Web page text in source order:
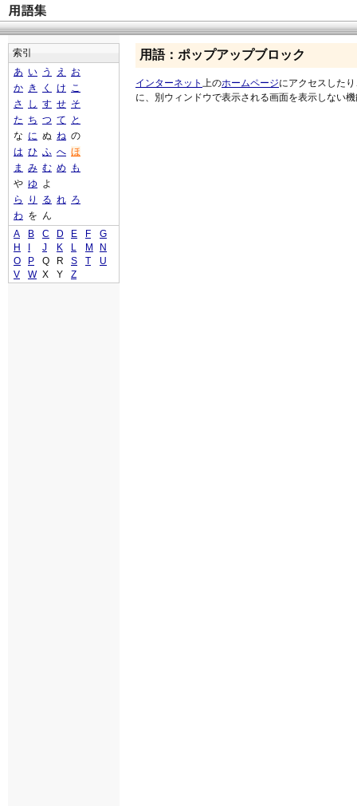
用語：ポップアップブロック
インターネット 上のホームページにアクセスした
に、別ウィンドウで表示される画面を表示しない
索引
あ い う え
お
か き く け こ
さ
し す せ そ
た ち つ て
と
な に ぬ ね の
は ひ ふ へ ほ
ま
み む め
も
や ゆ よ
ら
り る れ ろ
わ を ん
A
B C D E F
G
H
J K L M
N
O
P Q R S T
U
V
W X Y Z